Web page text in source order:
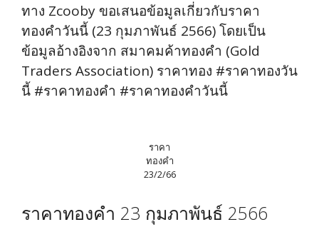
ทาง Zcooby ขอเสนอข้อมูลเกี่ยวกับราคา
ทองคำวันนี้ (23 กุมภาพันธ์ 2566) โดยเป็น
ข้อมูลอ้างอิงจาก สมาคมค้าทองคำ (Gold
Traders Association) ราคาทอง #ราคาทองวัน
นี้ #ราคาทองคำ #ราคาทองคำวันนี้
ราคา
ทองคำ
23/2/66
ราคาทองคำ 23 กุมภาพันธ์ 2566